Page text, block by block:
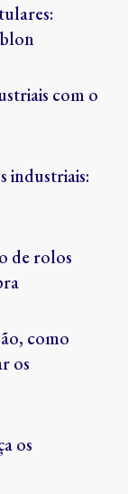
com o
industriais:
de rolos
como
os
os